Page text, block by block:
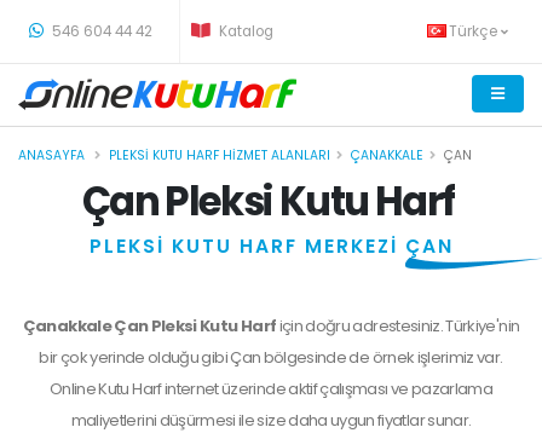
546 604 44 42 Katalog Türkçe
ANASAYFA PLEKSI KUTU HARF HIZMET ALANLARI ÇANAKKALE ÇAN
Çan Pleksi Kutu Harf
PLEKSİ KUTU HARF MERKEZİ ÇAN
Çanakkale Çan Pleksi Kutu Harfiçin doğru adrestesiniz. Türkiye'nin
bir çok yerinde olduğu gibi Çan bölgesinde de örnek işlerimiz var.
Online Kutu Harf internet üzerinde aktif çalışması ve pazarlama
maliyetlerini düşürmesi ile size daha uygun fiyatlar sunar.